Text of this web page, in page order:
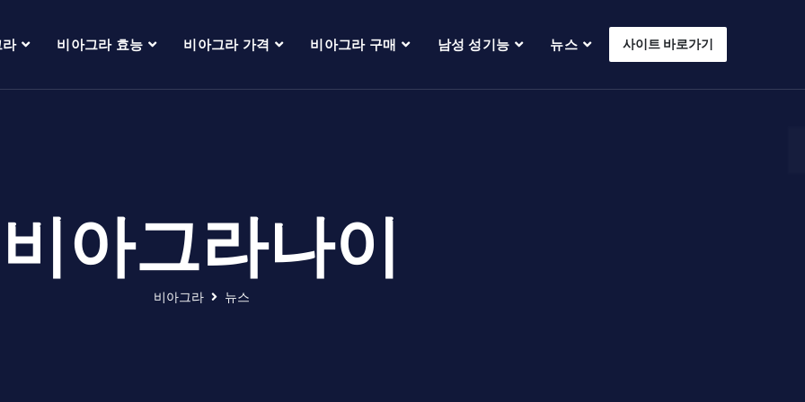
비아그라 효능 비아그라 가격 비아그라 구매 남성 성기능 뉴스 사이트 바로가기
비아그라나이
비아그라 뉴스